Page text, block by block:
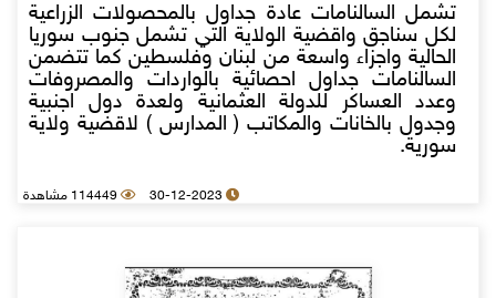
تشمل السالنامات عادة جداول بالمحصولات الزراعية
لكل سناجق واقضية الولاية التي تشمل جنوب سوريا
الحالية واجزاء واسعة من لبنان وفلسطين كما تتضمن
السالنامات جداول احصائية بالواردات والمصروفات
وعدد العساكر للدولة العثمانية ولعدة دول اجنبية
وجدول بالخانات والمكاتب ( المدارس ) لاقضية ولاية
سورية.
30-12-2023 114449 مشاهدة